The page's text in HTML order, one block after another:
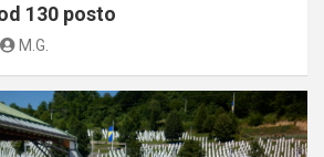
130 posto
M.G.